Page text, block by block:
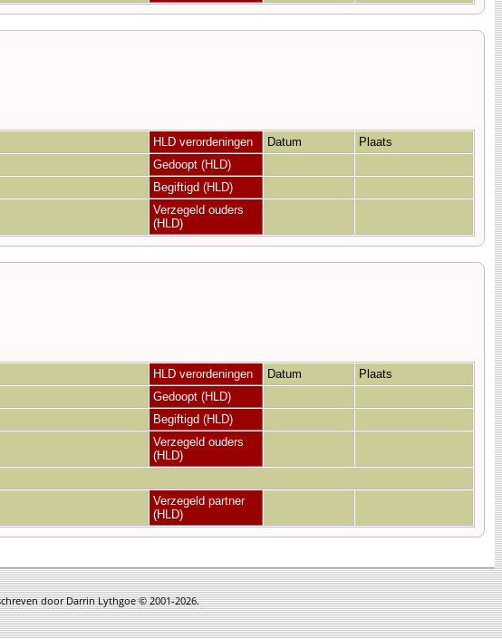
HLD verordeningen Datum
Plaats
Gedoopt (HLD)
Begiftigd (HLD)
Verzegeld ouders
(HLD)
HLD verordeningen Datum
Plaats
Gedoopt (HLD)
Begiftigd (HLD)
Verzegeld ouders
(HLD)
Verzegeld partner
(HLD)
door Darrin Lythgoe © 2001-2026.